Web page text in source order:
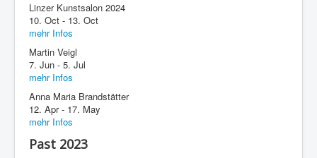
Linzer Kunstsalon 2024
10. Oct - 13. Oct
mehr Infos
Martin Veigl
7. Jun - 5. Jul
mehr Infos
Anna Maria Brandstätter
12. Apr - 17. May
mehr Infos
Past 2023